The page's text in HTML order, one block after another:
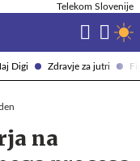
Digi Zdravje za jutri
Telekom Slovenije
na